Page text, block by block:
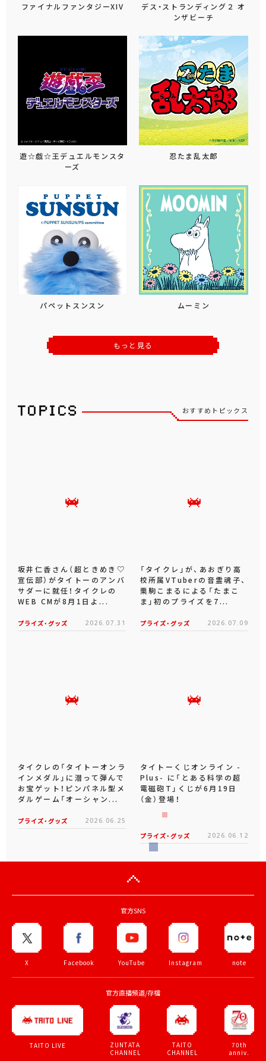
ファイナルファンタジーXIV
デス・ストランディング２ オ
ンザビーチ
遊☆戯☆王デュエルモンスタ
ーズ
忍たま乱太郎
パペットスンスン ムーミン
もっと見る
おすすめトピックス
坂井仁香さん（超ときめき♡
宣伝部）がタイトーのアンバ
サダーに就任！タイクレの
WEB CMが8月1日よ...
プライズ・グッズ 2026.07.31
「タイクレ」が、あおぎり高
校所属VTuberの音霊魂子、
栗駒こまるによる「たまこ
ま」初のプライズを7...
プライズ・グッズ 2026.07.09
タイクレの「タイトーオンラ
インメダル」に潜って弾んで
お宝ゲット！ピンパネル型メ
ダルゲーム「オーシャン...
プライズ・グッズ 2026.06.25
タイトーくじオンライン -
Plus- に「とある科学の超
電磁砲T」くじが6月19日
（金）登場！
プライズ・グッズ 2026.06.12
官方SNS
X Facebook YouTube Instagram note
官方直播頻道/存檔
TAITO LIVE
ZUNTATA
CHANNEL
TAITO
CHANNEL
70th
anniv.